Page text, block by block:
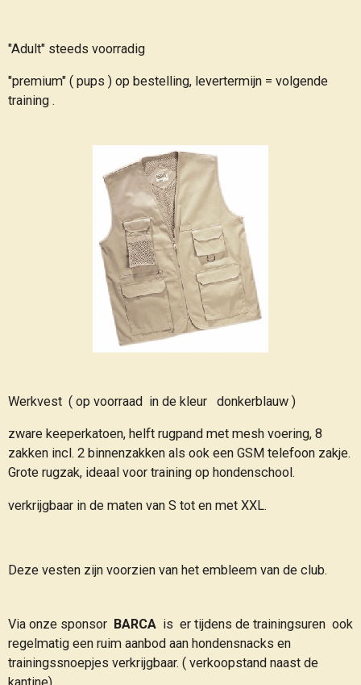
"Adult" steeds voorradig
"premium" ( pups ) op bestelling, levertermijn = volgende
training .
Werkvest ( op voorraad in de kleur donkerblauw )
zware keeperkatoen, helft rugpand met mesh voering, 8
zakken incl. 2 binnenzakken als ook een GSM telefoon zakje.
Grote rugzak, ideaal voor training op hondenschool.
verkrijgbaar in de maten van S tot en met XXL.
Deze vesten zijn voorzien van het embleem van de club.
Via onze sponsor BARCA is er tijdens de trainingsuren ook
regelmatig een ruim aanbod aan hondensnacks en
trainingssnoepjes verkrijgbaar. ( verkoopstand naast de